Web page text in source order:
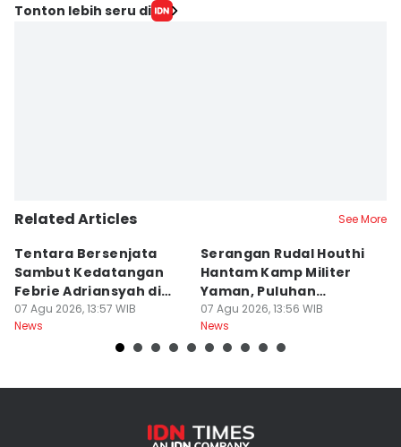
Tonton lebih seru di
Related Articles See More
Tentara Bersenjata
Sambut Kedatangan
Febrie Adriansyah di
Kejagung
07 Agu 2026, 13:57 WIB
News
Serangan Rudal Houthi
Hantam Kamp Militer
Yaman, Puluhan
Tentara Tewas
07 Agu 2026, 13:56 WIB
News